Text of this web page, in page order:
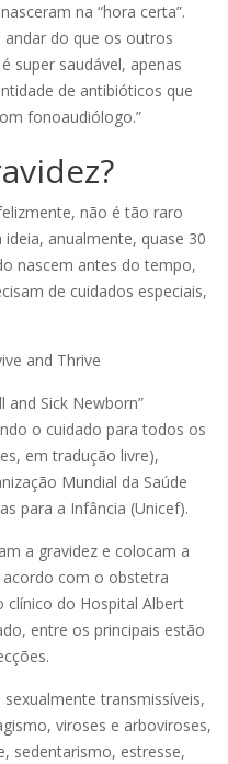
na “hora certa”.
andar do que os outros
super saudável, apenas
de antibióticos que
fonoaudiólogo.”
não é tão raro
anualmente, quase 30
nascem antes do tempo,
de cuidados especiais,
and Thrive
and Sick Newborn”
o cuidado para todos os
em tradução livre),
Mundial da Saúde
para a Infância (Unicef).
a gravidez e colocam a
com o obstetra
clínico do Hospital Albert
entre os principais estão
transmissíveis,
viroses e arboviroses,
sedentarismo, estresse,